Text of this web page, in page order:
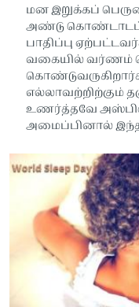
மன இறுக்கப்
அண்டு
பாதிப்பு
வகையில் வர்ணம்
எல்லாவற்றிற்கும்
உணர்த்தவே
அமைப்பினால்